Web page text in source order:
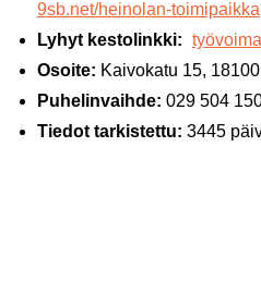
9sb.net/heinolan-toimipaikka
Lyhyt kestolinkki:
Osoite: Kaivokatu 15,
Puhelinvaihde: 029 504
Tiedot tarkistettu: 3445